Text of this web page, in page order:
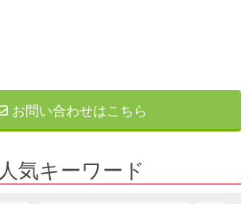
お問い合わせはこちら
人気キーワード